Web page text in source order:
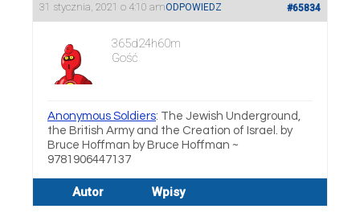
31 stycznia, 2021 o 4:10 am #65834
ODPOWIEDZ
365d24h60m
Gość
Anonymous Soldiers: The Jewish Underground,
the British Army and the Creation of Israel. by
Bruce Hoffman by Bruce Hoffman ~
9781906447137
Autor Wpisy